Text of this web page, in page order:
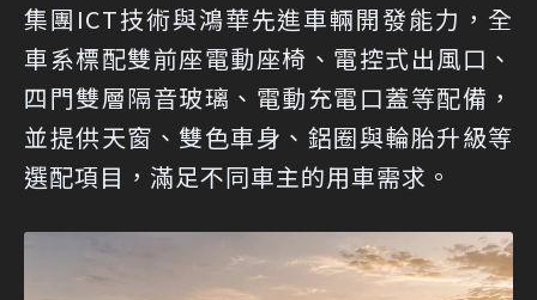
集團ICT技術與鴻華先進車輛開發能力，全
車系標配雙前座電動座椅、電控式出風口、
四門雙層隔音玻璃、電動充電口蓋等配備，
並提供天窗、雙色車身、鋁圈與輪胎升級等
選配項目，滿足不同車主的用車需求。